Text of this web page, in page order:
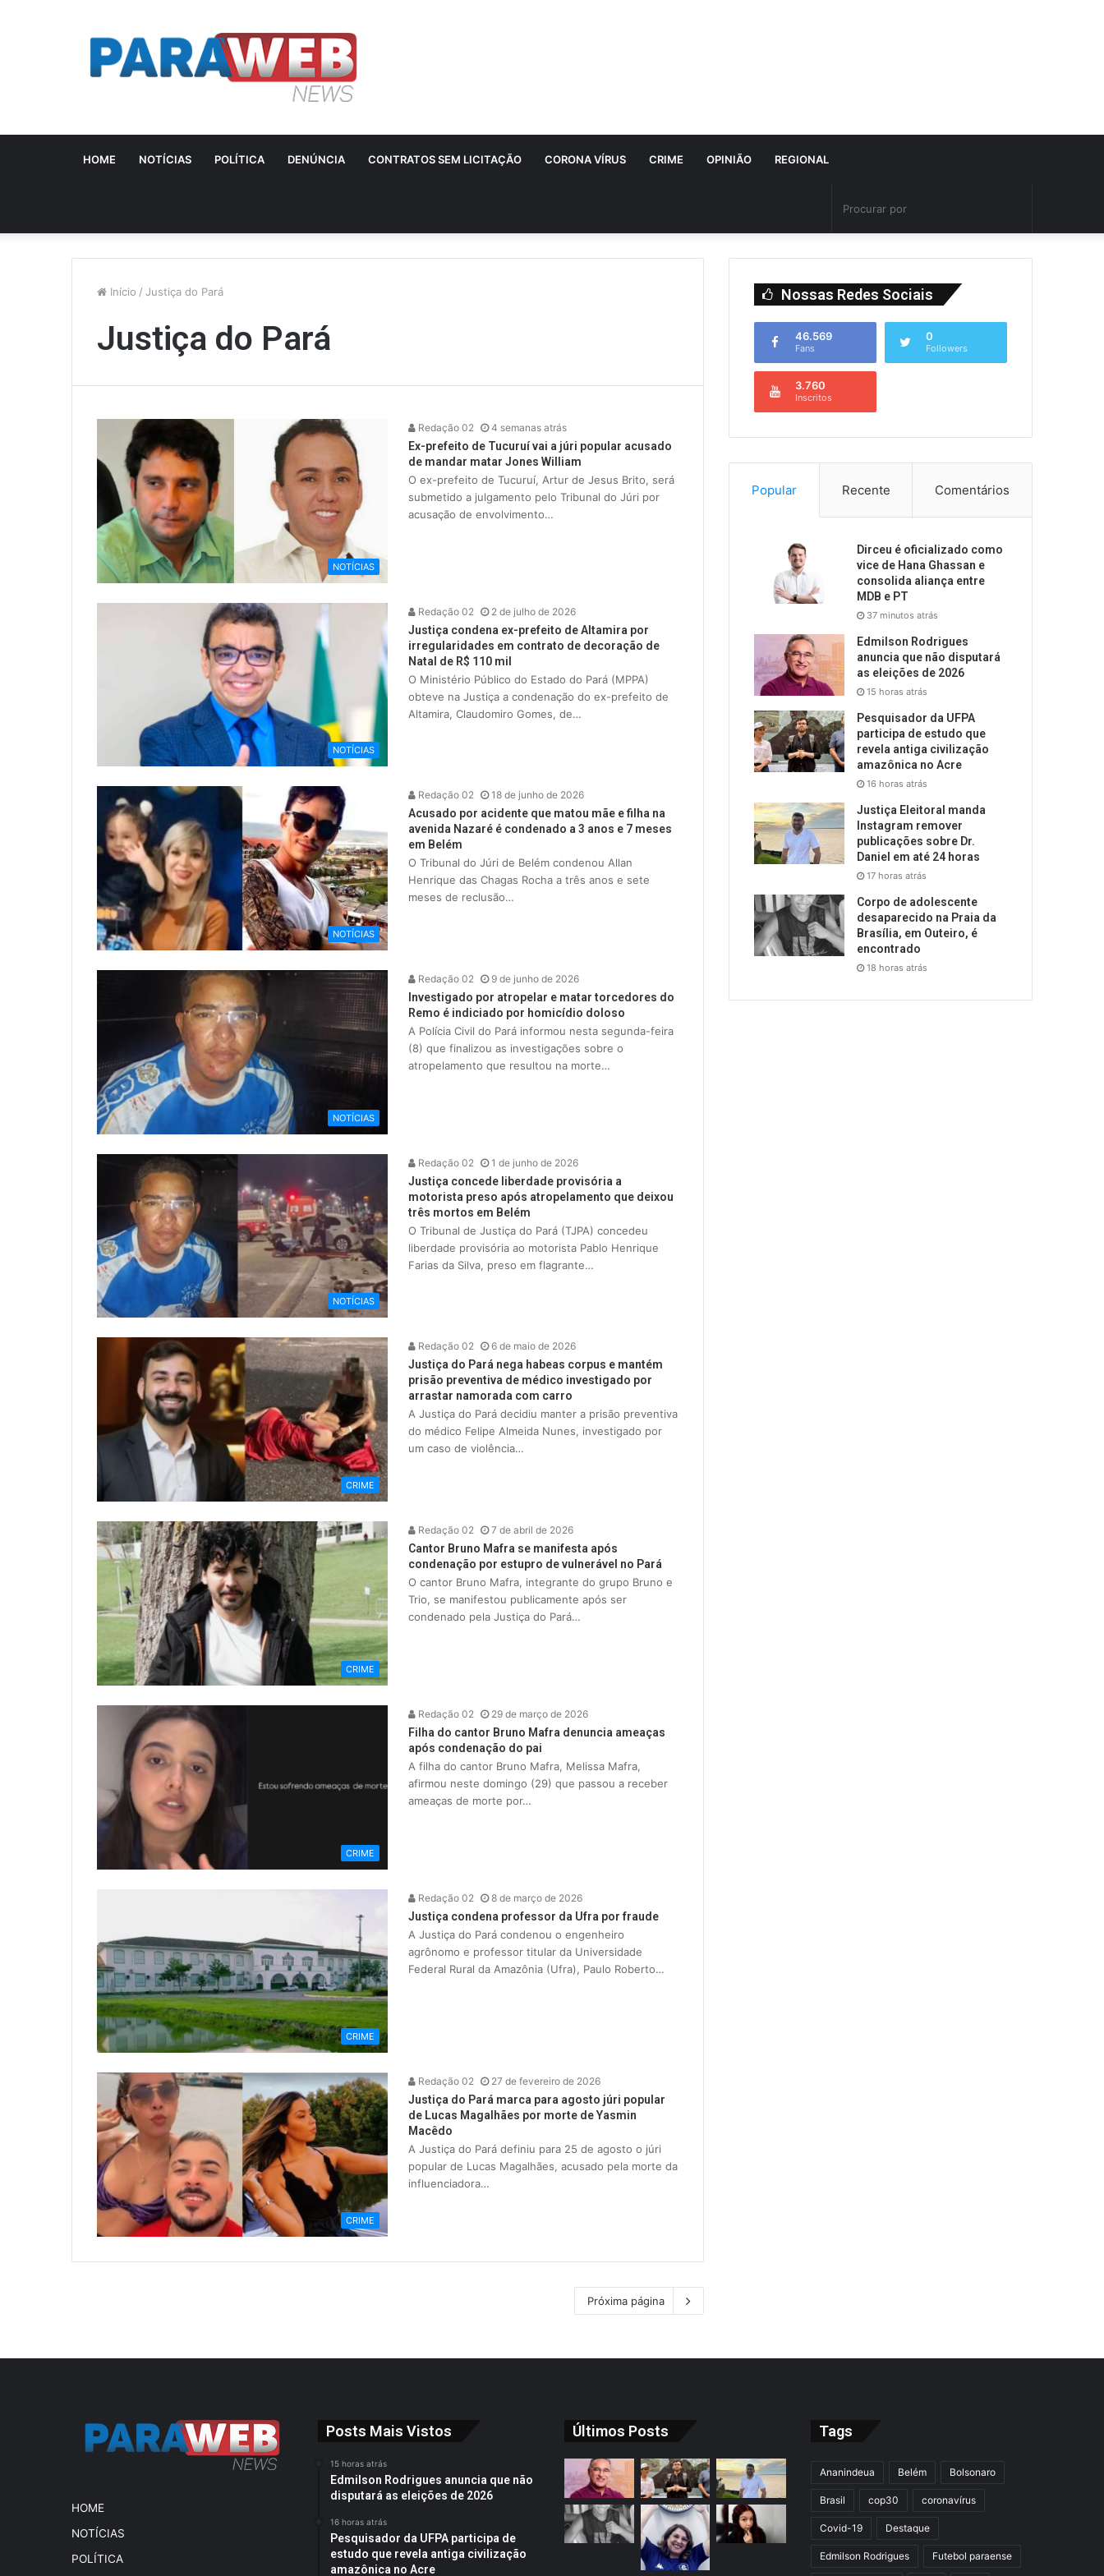
HOME NOTÍCIAS POLÍTICA DENÚNCIA CONTRATOS SEM LICITAÇÃO CORONA VÍRUS CRIME OPINIÃO REGIONAL
Início / Justiça do Pará
Justiça do Pará
NOTÍCIAS
Redação 02 4 semanas atrás
Ex-prefeito de Tucuruí vai a júri popular acusado
de mandar matar Jones William
O ex-prefeito de Tucuruí, Artur de Jesus Brito, será
submetido a julgamento pelo Tribunal do Júri por
acusação de envolvimento…
NOTÍCIAS
Redação 02 2 de julho de 2026
Justiça condena ex-prefeito de Altamira por
irregularidades em contrato de decoração de
Natal de R$ 110 mil
O Ministério Público do Estado do Pará (MPPA)
obteve na Justiça a condenação do ex-prefeito de
Altamira, Claudomiro Gomes, de…
NOTÍCIAS
Redação 02 18 de junho de 2026
Acusado por acidente que matou mãe e filha na
avenida Nazaré é condenado a 3 anos e 7 meses
em Belém
O Tribunal do Júri de Belém condenou Allan
Henrique das Chagas Rocha a três anos e sete
meses de reclusão…
NOTÍCIAS
Redação 02 9 de junho de 2026
Investigado por atropelar e matar torcedores do
Remo é indiciado por homicídio doloso
A Polícia Civil do Pará informou nesta segunda-feira
(8) que finalizou as investigações sobre o
atropelamento que resultou na morte…
NOTÍCIAS
Redação 02 1 de junho de 2026
Justiça concede liberdade provisória a
motorista preso após atropelamento que deixou
três mortos em Belém
O Tribunal de Justiça do Pará (TJPA) concedeu
liberdade provisória ao motorista Pablo Henrique
Farias da Silva, preso em flagrante…
CRIME
Redação 02 6 de maio de 2026
Justiça do Pará nega habeas corpus e mantém
prisão preventiva de médico investigado por
arrastar namorada com carro
A Justiça do Pará decidiu manter a prisão preventiva
do médico Felipe Almeida Nunes, investigado por
um caso de violência…
CRIME
Redação 02 7 de abril de 2026
Cantor Bruno Mafra se manifesta após
condenação por estupro de vulnerável no Pará
O cantor Bruno Mafra, integrante do grupo Bruno e
Trio, se manifestou publicamente após ser
condenado pela Justiça do Pará…
CRIME
Redação 02 29 de março de 2026
Filha do cantor Bruno Mafra denuncia ameaças
após condenação do pai
A filha do cantor Bruno Mafra, Melissa Mafra,
afirmou neste domingo (29) que passou a receber
ameaças de morte por…
CRIME
Redação 02 8 de março de 2026
Justiça condena professor da Ufra por fraude
A Justiça do Pará condenou o engenheiro
agrônomo e professor titular da Universidade
Federal Rural da Amazônia (Ufra), Paulo Roberto…
CRIME
Redação 02 27 de fevereiro de 2026
Justiça do Pará marca para agosto júri popular
de Lucas Magalhães por morte de Yasmin
Macêdo
A Justiça do Pará definiu para 25 de agosto o júri
popular de Lucas Magalhães, acusado pela morte da
influenciadora…
Próxima página
Nossas Redes Sociais
46.569
Fans
0
Followers
3.760
Inscritos
Popular Recente Comentários
Dirceu é oficializado como
vice de Hana Ghassan e
consolida aliança entre
MDB e PT
37 minutos atrás
Edmilson Rodrigues
anuncia que não disputará
as eleições de 2026
15 horas atrás
Pesquisador da UFPA
participa de estudo que
revela antiga civilização
amazônica no Acre
16 horas atrás
Justiça Eleitoral manda
Instagram remover
publicações sobre Dr.
Daniel em até 24 horas
17 horas atrás
Corpo de adolescente
desaparecido na Praia da
Brasília, em Outeiro, é
encontrado
18 horas atrás
HOME
NOTÍCIAS
POLÍTICA
Posts Mais Vistos
15 horas atrás
Edmilson Rodrigues anuncia que não
disputará as eleições de 2026
16 horas atrás
Pesquisador da UFPA participa de
estudo que revela antiga civilização
amazônica no Acre
Últimos Posts Tags
Ananindeua Belém Bolsonaro
Brasil cop30 coronavírus
Covid-19 Destaque
Edmilson Rodrigues Futebol paraense